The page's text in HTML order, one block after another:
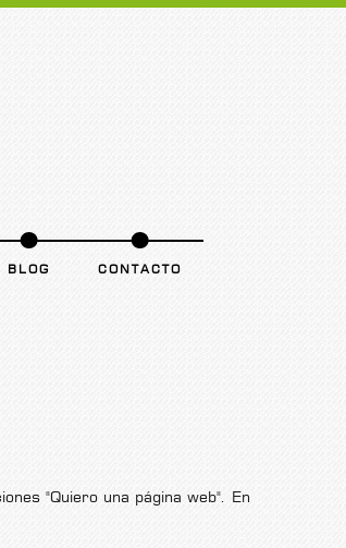
BLOG CONTACTO
"Quiero una página web". En